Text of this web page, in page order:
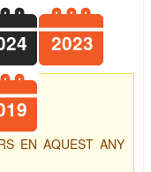
2023
EN AQUEST ANY